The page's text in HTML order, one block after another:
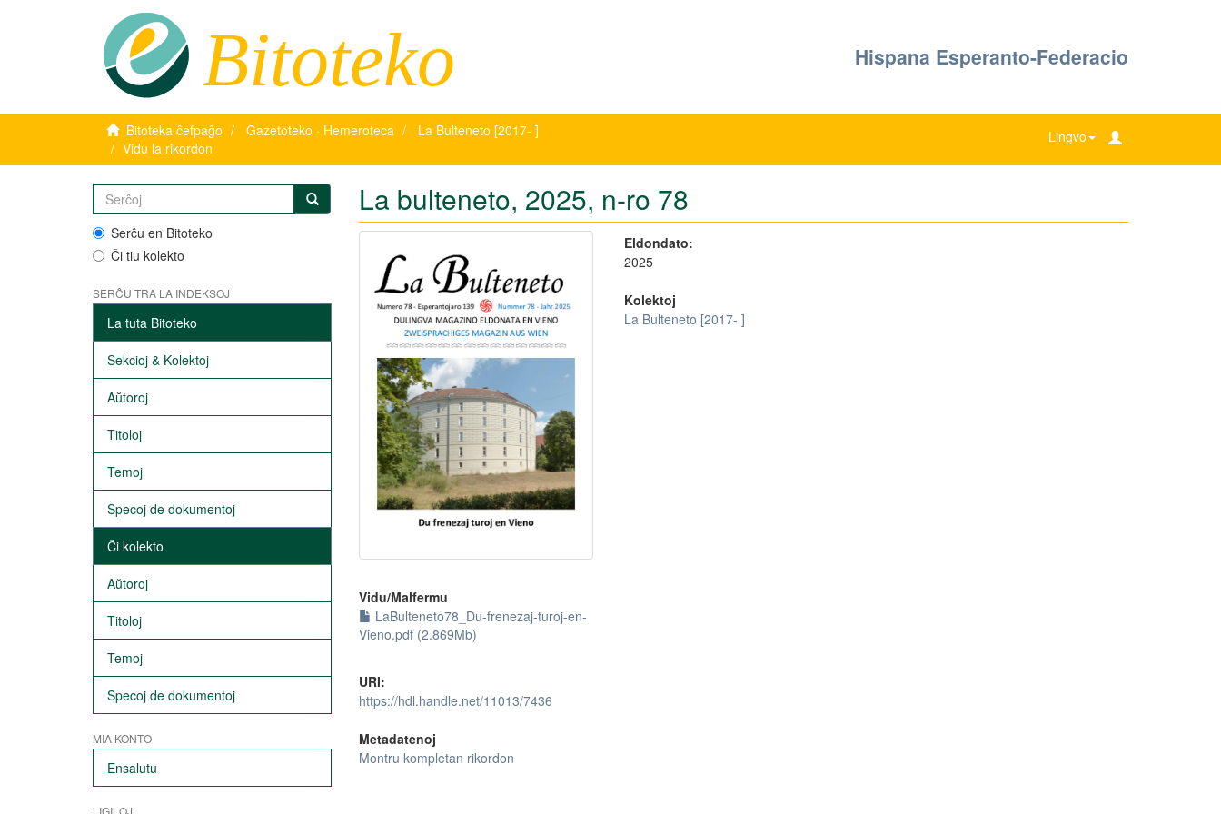
Bitoteko Hispana Esperanto-Federacio
Bitoteka ĉefpaĝo Gazetoteko · Hemeroteca
La Bulteneto [2017- ]
Vidu la rikordon
Lingvo
Serĉu en Bitoteko
Ĉi tiu kolekto
SERĈU TRA LA INDEKSOJ
La tuta Bitoteko
Sekcioj & Kolektoj
Aŭtoroj
Titoloj
Temoj
Specoj de dokumentoj
Ĉi kolekto
Aŭtoroj
Titoloj
Temoj
Specoj de dokumentoj
MIA KONTO
Ensalutu
LIGILOJ
La bulteneto, 2025, n-ro 78
Vidu/Malfermu
LaBulteneto78_Du-frenezaj-turoj-en-
Vieno.pdf (2.869Mb)
URI:
https://hdl.handle.net/11013/7436
Metadatenoj
Montru kompletan rikordon
Eldondato:
2025
Kolektoj
La Bulteneto [2017- ]